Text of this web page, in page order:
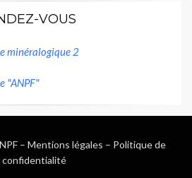
VOUS
minéralogique 2
"ANPF"
– Mentions légales – Politique de
confidentialité